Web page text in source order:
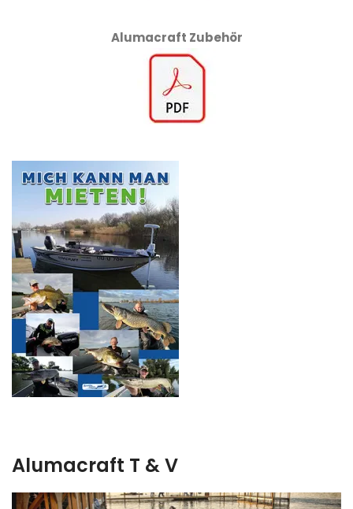
Alumacraft Zubehör
Alumacraft T & V